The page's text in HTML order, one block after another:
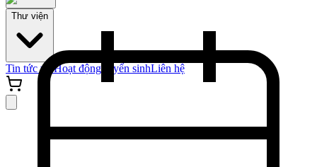
Thư viện
Tin tức và Hoạt động Tuyển sinhLiên hệ